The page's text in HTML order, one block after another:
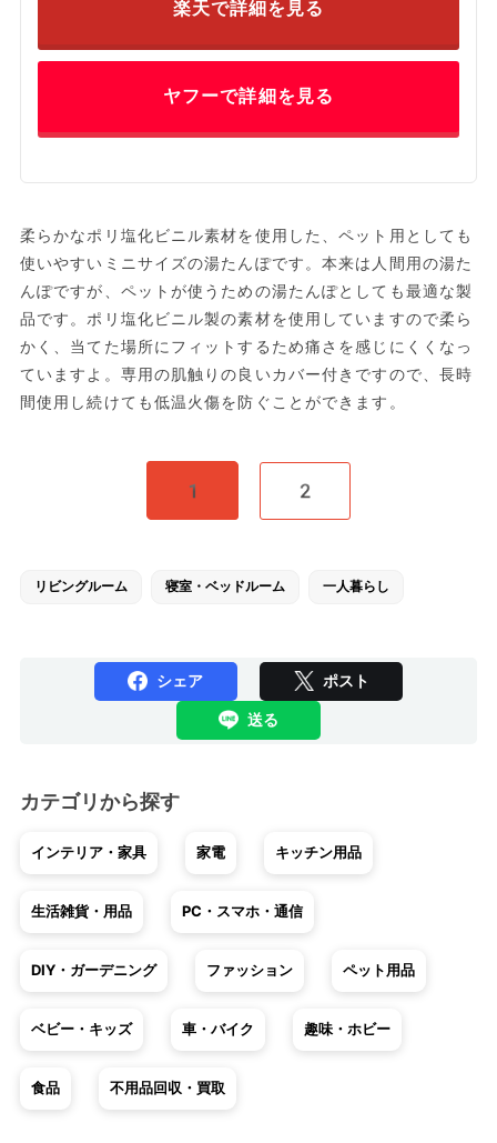
楽天で詳細を見る
ヤフーで詳細を見る
柔らかなポリ塩化ビニル素材を使用した、ペット用としても
使いやすいミニサイズの湯たんぽです。本来は人間用の湯た
んぽですが、ペットが使うための湯たんぽとしても最適な製
品です。ポリ塩化ビニル製の素材を使用していますので柔ら
かく、当てた場所にフィットするため痛さを感じにくくなっ
ていますよ。専用の肌触りの良いカバー付きですので、長時
間使用し続けても低温火傷を防ぐことができます。
1 2
リビングルーム 寝室・ベッドルーム 一人暮らし
シェア ポスト
送る
カテゴリから探す
インテリア・家具 家電 キッチン用品
生活雑貨・用品 PC・スマホ・通信
DIY・ガーデニング ファッション ペット用品
ベビー・キッズ 車・バイク 趣味・ホビー
食品 不用品回収・買取